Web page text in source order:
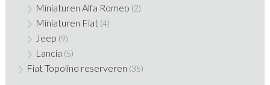
Miniaturen Alfa Romeo (2)
Miniaturen Fiat (4)
Jeep (9)
Lancia (5)
Fiat Topolino reserveren (35)